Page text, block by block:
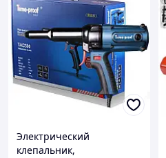
Электрический
клепальник,